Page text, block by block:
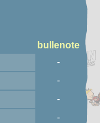
bullenote
-
-
-
-